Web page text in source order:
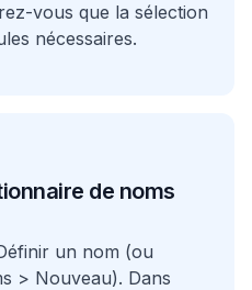
vous que la sélection
nécessaires.
de noms
un nom (ou
> Nouveau). Dans